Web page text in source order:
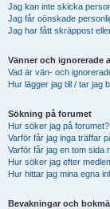
Jag kan inte skicka
Jag får oönskade
Jag har fått skräppost
Vänner och ignorerade
Vad är vän- och
Hur lägger jag till / tar jag
Sökning på forumet
Hur söker jag på forumet?
Varför får jag inga träffar
Varför får jag en tom sida
Hur söker jag efter
Hur hittar jag mina egna
Bevakningar och